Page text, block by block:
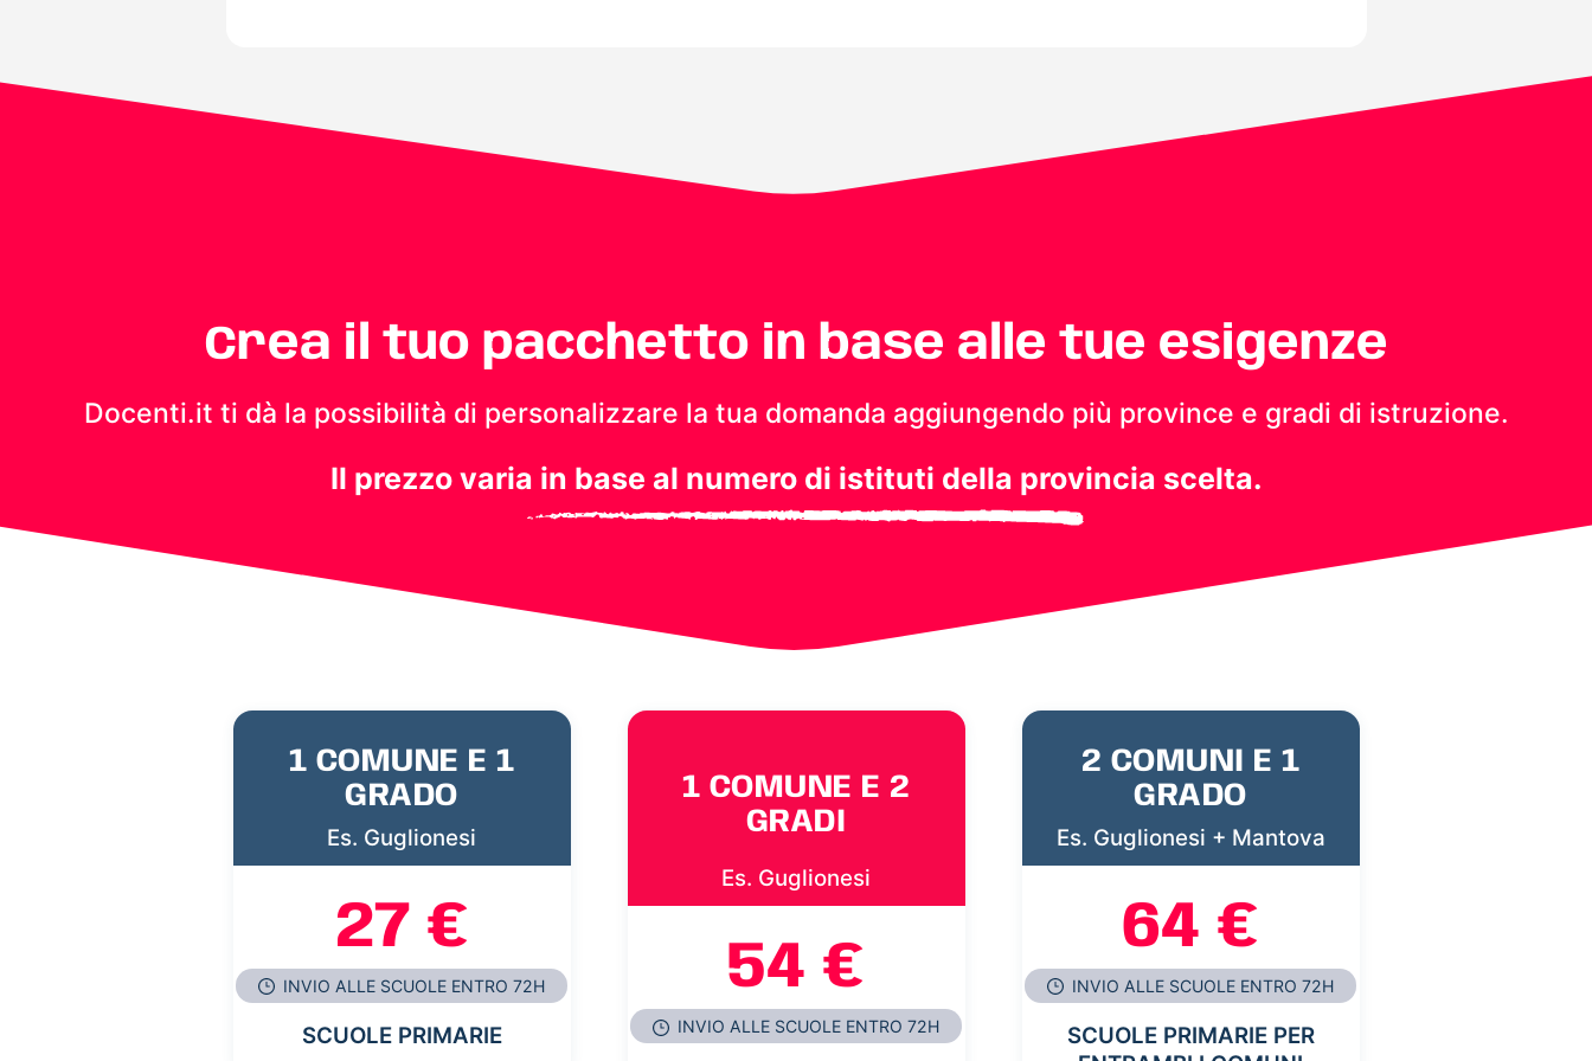
Crea il tuo pacchetto in base alle tue esigenze
Docenti.it ti dà la possibilità di personalizzare la tua domanda aggiungendo più province e gradi di istruzione.
Il prezzo varia in base al numero di istituti della provincia scelta.
1 COMUNE E 1
GRADO
Es. Guglionesi
27 €
INVIO ALLE SCUOLE ENTRO 72H
SCUOLE PRIMARIE
1 COMUNE E 2
GRADI
Es. Guglionesi
54 €
INVIO ALLE SCUOLE ENTRO 72H
2 COMUNI E 1
GRADO
Es. Guglionesi + Mantova
64 €
INVIO ALLE SCUOLE ENTRO 72H
SCUOLE PRIMARIE PER